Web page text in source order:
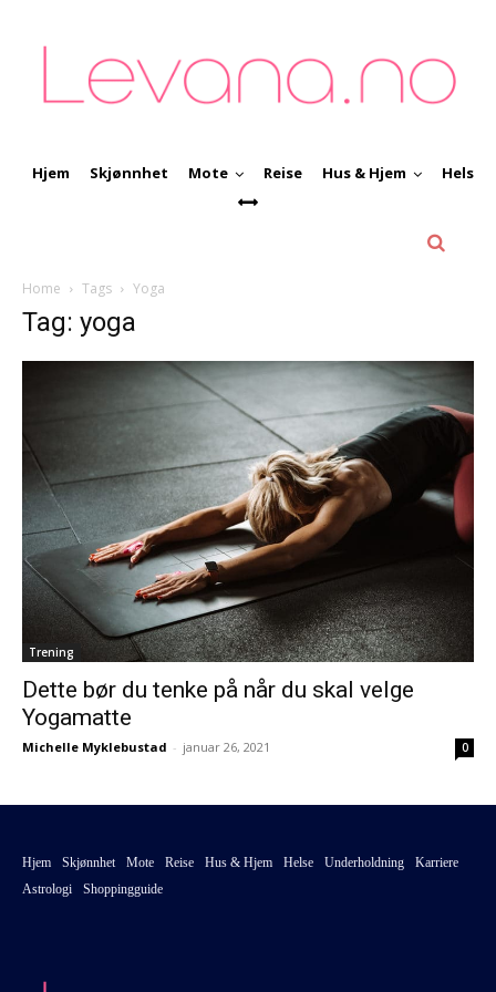
Hjem Skjønnhet Mote Reise Hus & Hjem Helse
Home Tags Yoga
Tag: yoga
Trening
Dette bør du tenke på når du skal velge
Yogamatte
Michelle Myklebustad - januar 26, 2021 0
Hjem Skjønnhet Mote Reise Hus & Hjem Helse Underholdning
Karriere
Astrologi
Shoppingguide